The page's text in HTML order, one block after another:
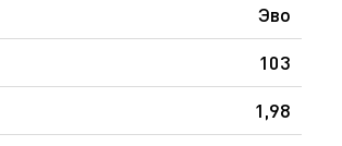
Эво
103
1,98